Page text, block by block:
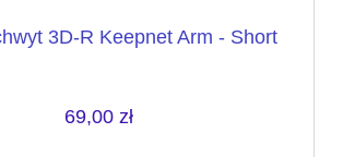
3D-R Keepnet Arm - Short
69,00 zł